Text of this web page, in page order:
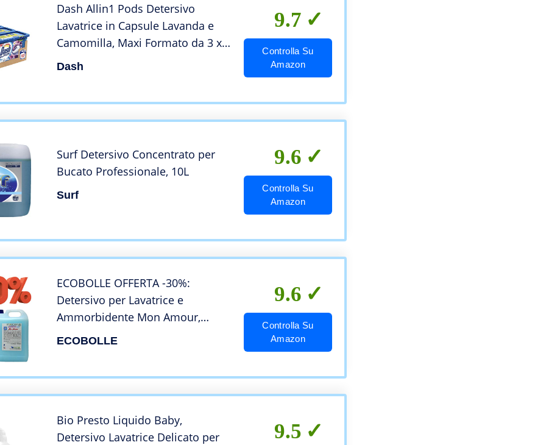
Dash Allin1 Pods Detersivo
Lavatrice in Capsule Lavanda e
Camomilla, Maxi Formato da 3 x
39 Pezzi, 117 Lavaggi
Dash
9.7
Controlla Su
Amazon
Surf Detersivo Concentrato per
Bucato Professionale, 10L
Surf
9.6
Controlla Su
Amazon
ECOBOLLE OFFERTA -30%:
Detersivo per Lavatrice e
Ammorbidente Mon Amour,
Super Profumati e Concentrati
ECOBOLLE
9.6
Controlla Su
Amazon
Bio Presto Liquido Baby,
Detersivo Lavatrice Delicato per
9.5